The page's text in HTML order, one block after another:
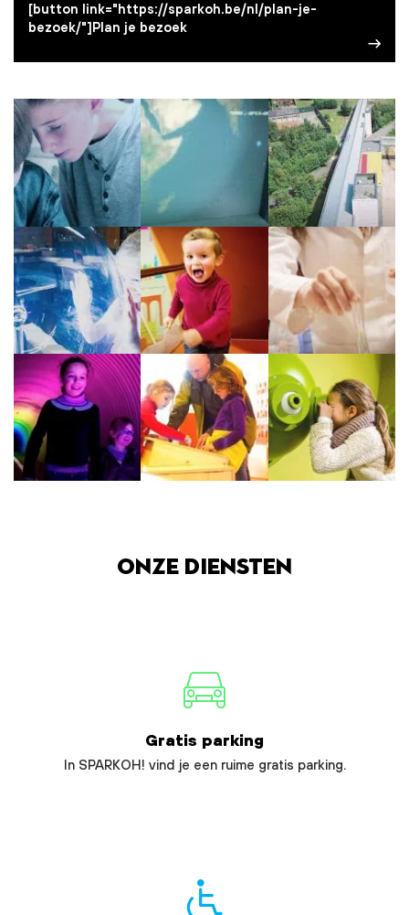
[button link="https://sparkoh.be/nl/plan-je-
bezoek/"]Plan je bezoek
Onze diensten
Gratis parking
In SPARKOH! vind je een ruime gratis parking.